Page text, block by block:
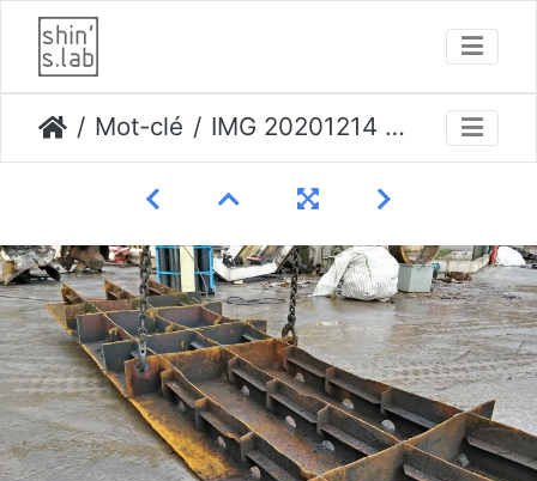
Mot-clé IMG 20201214 153834 opti